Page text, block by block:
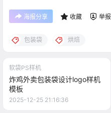
海报分享 收藏 举报
包装袋 烘焙
软袋PS样机
炸鸡外卖包装袋设计logo样机
模板
2025-12-25 21:16:36